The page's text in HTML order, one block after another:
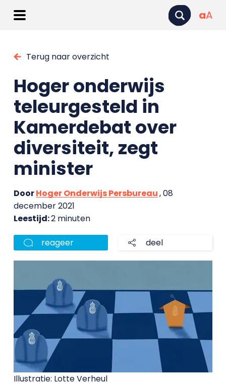
aA
Terug naar overzicht
Hoger onderwijs
teleurgesteld in
Kamerdebat over
diversiteit, zegt
minister
DoorHoger Onderwijs Persbureau, 08
december 2021
Leestijd:2 minuten
reageer deel
Illustratie: Lotte Verheul